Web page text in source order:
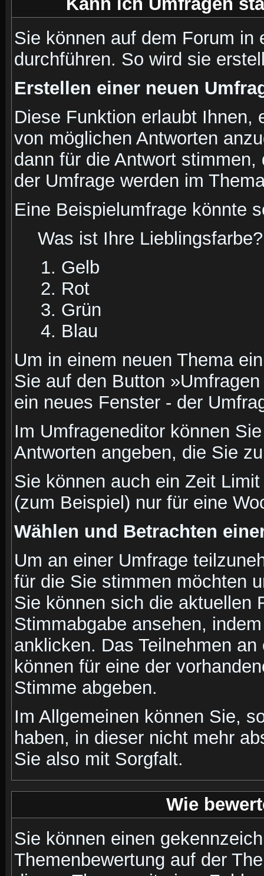
Sie können auf dem Forum in
durchführen. So wird sie
Erstellen einer neuen
Diese Funktion erlaubt Ihnen,
von möglichen Antworten
dann für die Antwort
der Umfrage werden im
Eine Beispielumfrage könnte
Was ist Ihre Lieblingsfarbe?
Gelb
Rot
Grün
Blau
Um in einem neuen Thema
Sie auf den Button
ein neues Fenster - der
Im Umfrageneditor können
Antworten angeben, die Sie
Sie können auch ein Zeit
(zum Beispiel) nur für eine
Wählen und Betrachten
Um an einer Umfrage
für die Sie stimmen möchten
Sie können sich die aktuellen
Stimmabgabe ansehen,
anklicken. Das Teilnehmen
können für eine der
Stimme abgeben.
Im Allgemeinen können Sie,
haben, in dieser nicht mehr
Sie also mit Sorgfalt.
Wie
Sie können einen
Themenbewertung auf der